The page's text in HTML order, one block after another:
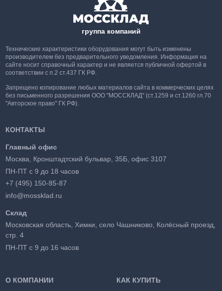
группа компаний
Технические характеристики оборудования могут быть изменены
производителем без предварительного уведомления. Информация на
сайте носит справочный характер и не является публичной офертой в
соответствии с п.2 ст.437 ГК РФ.
Запрещено копирование любых материалов сайта в коммерческих целях
без письменного разрешения ООО "МОССКЛАД" (ст.1259 и ст.1260 гл.70
"Авторское право" ГК РФ).
О КОМПАНИИ КАК КУПИТЬ
КОНТАКТЫ
Главный офис
Москва, Кронштадтский бульвар, 35Б, офис 3107
ПН-ПТ с 9 до 18 часов
+7 (495) 150-85-87
info@mossklad.ru
Склад
Московская область, Химки, село Чашниково, Колёсный проезд,
стр. 4
ПН-ПТ с 9 до 16 часов